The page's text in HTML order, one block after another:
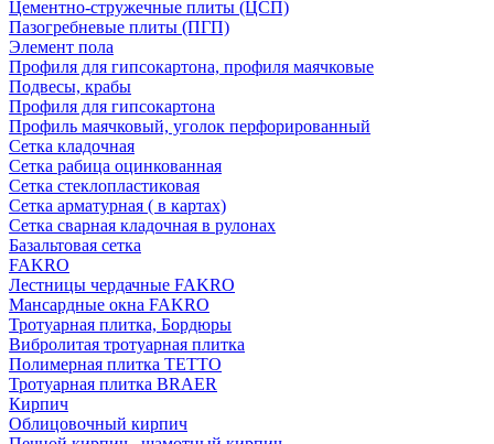
Цементно-стружечные плиты (ЦСП)
Пазогребневые плиты (ПГП)
Элемент пола
Профиля для гипсокартона, профиля маячковые
Подвесы, крабы
Профиля для гипсокартона
Профиль маячковый, уголок перфорированный
Сетка кладочная
Сетка рабица оцинкованная
Сетка стеклопластиковая
Сетка арматурная ( в картах)
Сетка сварная кладочная в рулонах
Базальтовая сетка
FAKRO
Лестницы чердачные FAKRO
Мансардные окна FAKRO
Тротуарная плитка, Бордюры
Вибролитая тротуарная плитка
Полимерная плитка TETTO
Тротуарная плитка BRAER
Кирпич
Облицовочный кирпич